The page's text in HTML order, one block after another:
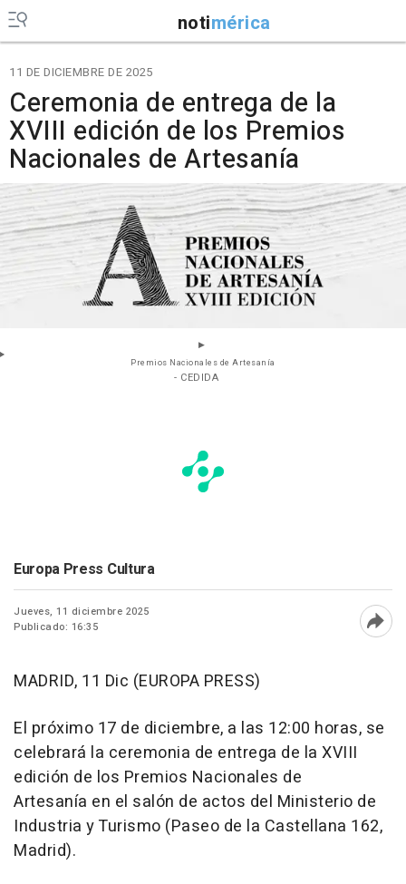
notimérica
11 DE DICIEMBRE DE 2025
Ceremonia de entrega de la
XVIII edición de los Premios
Nacionales de Artesanía
Premios Nacionales de Artesanía
- CEDIDA
Europa Press Cultura
Jueves, 11 diciembre 2025
Publicado: 16:35
MADRID, 11 Dic (EUROPA PRESS)
El próximo 17 de diciembre, a las 12:00 horas, se
celebrará la ceremonia de entrega de la XVIII
edición de los Premios Nacionales de
Artesanía en el salón de actos del Ministerio de
Industria y Turismo (Paseo de la Castellana 162,
Madrid).